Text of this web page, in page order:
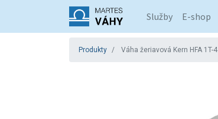
Služby E-shop
Produkty Váha žeriavová Kern HFA 1T-4